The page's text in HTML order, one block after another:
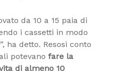
da 10 a 15 paia di
i cassetti in modo
ha detto. Resosi conto
potevano fare la
di almeno 10